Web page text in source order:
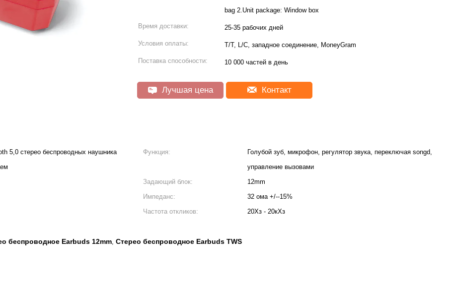
bag 2.Unit package: Window box
Время доставки: 25-35 рабочих дней
Условия оплаты: T/T, L/C, западное соединение, MoneyGram
Поставка способности: 10 000 частей в день
Лучшая цена Контакт
5,0 стерео беспроводных наушника
Функция:
Голубой зуб, микрофон, регулятор звука, переключая songd,
управление вызовами
Задающий блок:
12mm
Импеданс:
32 ома +/--15%
Частота откликов:
20Хз - 20кХз
беспроводное Earbuds 12mm, Стерео беспроводное Earbuds TWS